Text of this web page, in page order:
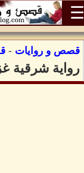
☰
قصص و روايات -
رواية شرقية